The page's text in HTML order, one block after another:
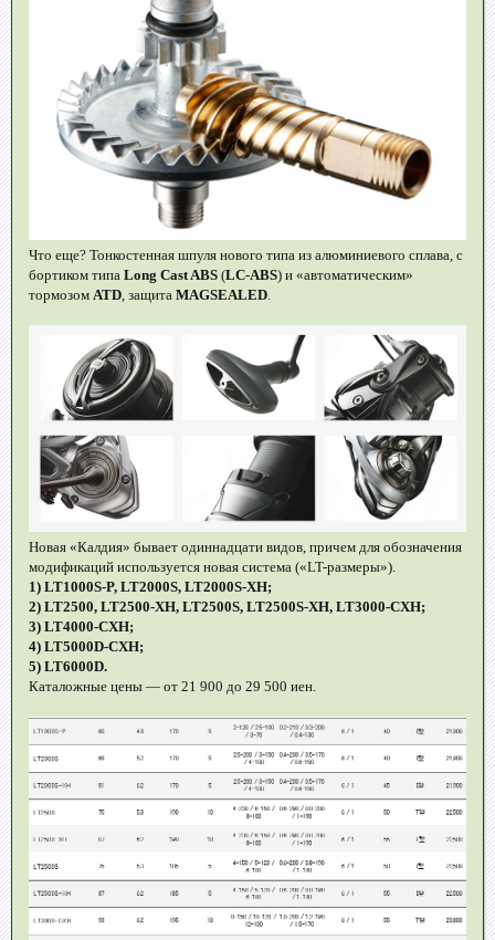
Что еще? Тонкостенная шпуля нового типа из алюминиевого сплава, с
бортиком типа Long Cast ABS (LC-ABS) и «автоматическим»
тормозом ATD, защита MAGSEALED.
Новая «Калдия» бывает одиннадцати видов, причем для обозначения
модификаций используется новая система («LT-размеры»).
1) LT1000S-P, LT2000S, LT2000S-XH;
2) LT2500, LT2500-XH, LT2500S, LT2500S-XH, LT3000-CXH;
3) LT4000-CXH;
4) LT5000D-CXH;
5) LT6000D.
Каталожные цены — от 21 900 до 29 500 иен.